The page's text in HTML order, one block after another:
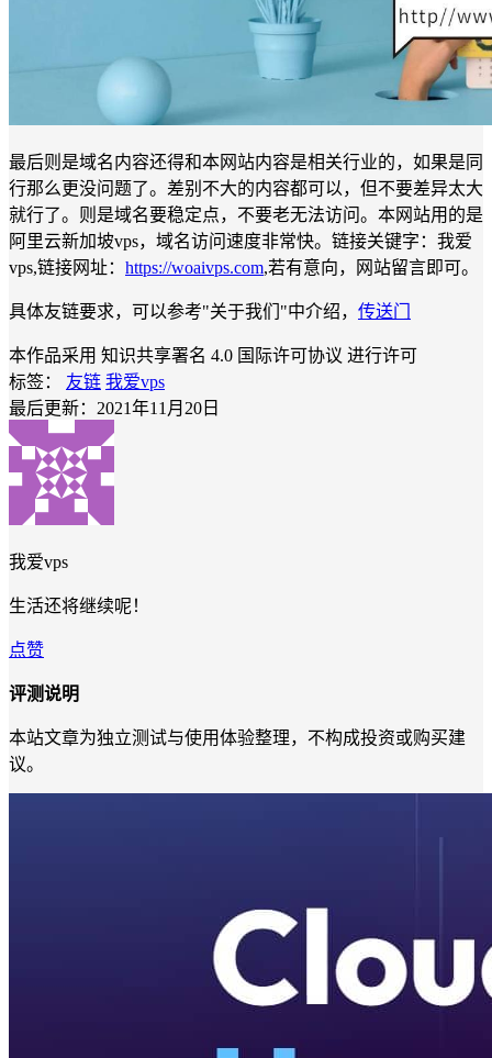
最后则是域名内容还得和本网站内容是相关行业的，如果是同
行那么更没问题了。差别不大的内容都可以，但不要差异太大
就行了。则是域名要稳定点，不要老无法访问。本网站用的是
阿里云新加坡vps，域名访问速度非常快。链接关键字：我爱
vps,链接网址： https://woaivps.com,若有意向，网站留言即可。
具体友链要求，可以参考"关于我们"中介绍， 传送门
本作品采用 知识共享署名 4.0 国际许可协议 进行许可
标签：
友链 我爱vps
最后更新：2021年11月20日
我爱vps
生活还将继续呢！
点赞
评测说明
本站文章为独立测试与使用体验整理，不构成投资或购买建
议。